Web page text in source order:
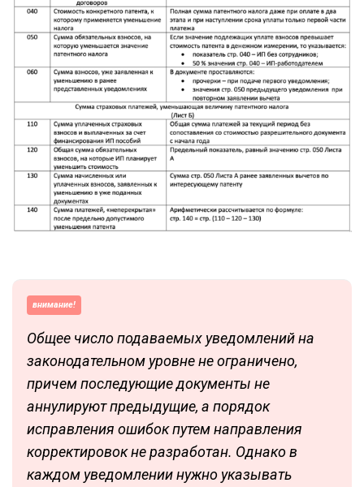
внимание!
Общее число подаваемых уведомлений на
законодательном уровне не ограничено,
причем последующие документы не
аннулируют предыдущие, а порядок
исправления ошибок путем направления
корректировок не разработан. Однако в
каждом уведомлении нужно указывать